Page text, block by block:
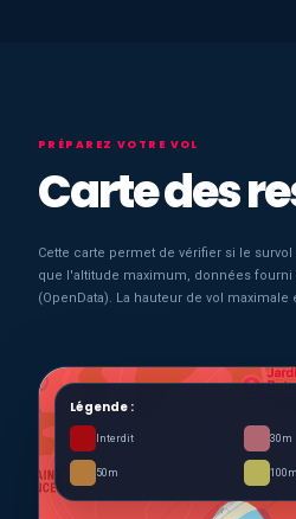
PRÉPAREZ VOTRE VOL
Carte des
Cette carte permet de vérifier si le
que l'altitude maximum, données fourni
(OpenData). La hauteur de vol maximale
Légende :
Interdit 30m
50m 100m